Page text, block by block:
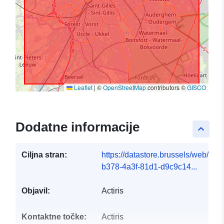
Leaflet|©OpenStreetMapcontributors ©GISCO
keyboard_arrow_up
Dodatne informacije
Ciljna stran:
https://datastore.brussels/web/
b378-4a3f-81d1-d9c9c14...
Objavil: Actiris
Kontaktne točke:
Actiris